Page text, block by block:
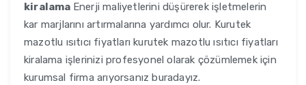
kiralama Enerji maliyetlerini düşürerek işletmelerin
kar marjlarını artırmalarına yardımcı olur. Kurutek
mazotlu ısıtıcı fiyatları kurutek mazotlu ısıtıcı fiyatları
kiralama işlerinizi profesyonel olarak çözümlemek için
kurumsal firma arıyorsanız buradayız.